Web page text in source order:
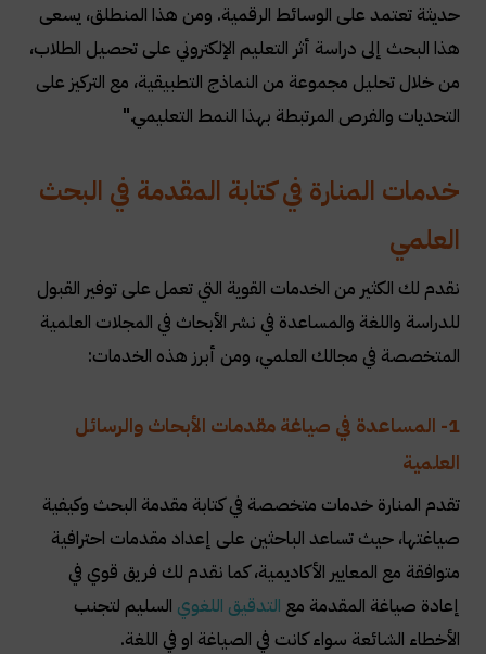
حديثة تعتمد على الوسائط الرقمية. ومن هذا المنطلق، يسعى
هذا البحث إلى دراسة أثر التعليم الإلكتروني على تحصيل الطلاب،
من خلال تحليل مجموعة من النماذج التطبيقية، مع التركيز على
التحديات والفرص المرتبطة بهذا النمط التعليمي."
خدمات المنارة في كتابة المقدمة في البحث
العلمي
نقدم لك الكثير من الخدمات القوية التي تعمل على توفير القبول
للدراسة واللغة والمساعدة في نشر الأبحاث في المجلات العلمية
المتخصصة في مجالك العلمي، ومن أبرز هذه الخدمات:
1- المساعدة في صياغة مقدمات الأبحاث والرسائل
العلمية
تقدم المنارة خدمات متخصصة في كتابة مقدمة البحث وكيفية
صياغتها، حيث تساعد الباحثين على إعداد مقدمات احترافية
متوافقة مع المعايير الأكاديمية، كما نقدم لك فريق قوي في
إعادة صياغة المقدمة مع التدقيق اللغوي السليم لتجنب
الأخطاء الشائعة سواء كانت في الصياغة او في اللغة.